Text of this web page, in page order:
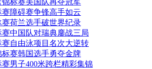
标赛美国队再夺冠军
赛障碍赛争锋高手如云
荷兰选手破世界纪录
中国队对瑞典鏖战三局
自由泳项目名次大逆转
赛韩国选手勇夺金牌
男子400米跨栏精彩集锦